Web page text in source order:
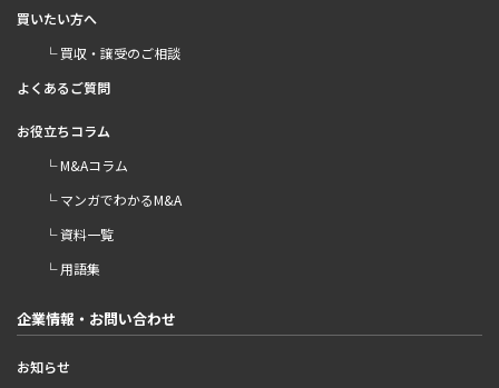
買いたい方へ
└ 買収・譲受のご相談
よくあるご質問
お役立ちコラム
└ M&Aコラム
└ マンガでわかるM&A
└ 資料一覧
└ 用語集
企業情報・お問い合わせ
お知らせ